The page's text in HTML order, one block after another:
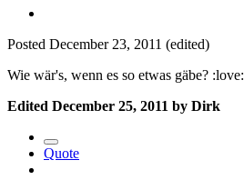
Posted December 23, 2011 (edited)
Wie wär's, wenn es so etwas gäbe? :love:
Edited December 25, 2011 by Dirk
Quote